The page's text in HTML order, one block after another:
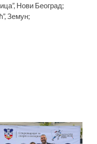
Нови Београд;
Земун;